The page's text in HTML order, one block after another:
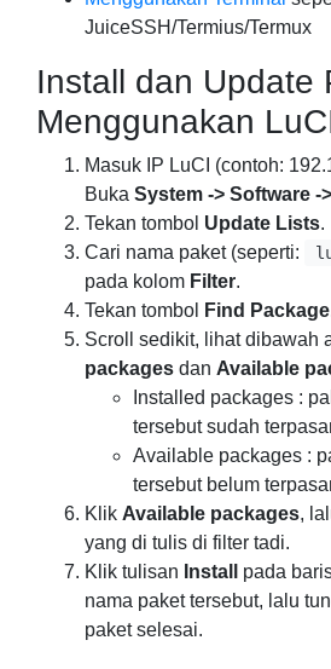
JuiceSSH/Termius/Termux
Install dan Update
Menggunakan
Masuk IP LuCI (contoh:
Buka System -> Software -
Tekan tombol Update Lists.
Cari nama paket (seperti:
pada kolom Filter.
Tekan tombol
Find Package
Scroll sedikit, lihat dibawah
packages dan Available
Installed packages :
tersebut sudah
Available packages :
tersebut belum
Klik Available packages,
yang di tulis di filter tadi.
Klik tulisan Install
pada
nama paket tersebut, lalu
paket selesai.